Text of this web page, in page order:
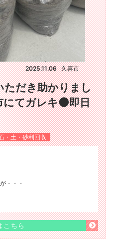
2025.11.06 久喜市
ただき助かりまし
にてガレキ🌑即日
・土・砂利回収
・・・
こちら